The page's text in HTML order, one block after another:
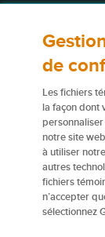
constituent pas
Pour obtenir de
assureurs,
Certains
de commerce
financière
utilisées par
de
Les fichiers
la façon dont
notre site
à utiliser
autres
fichiers
n’accepter
sélectionnez